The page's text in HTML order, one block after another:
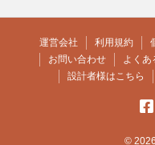
運営会社 利用規約
お問い合わせ
よくあ
設計者様はこちら
©